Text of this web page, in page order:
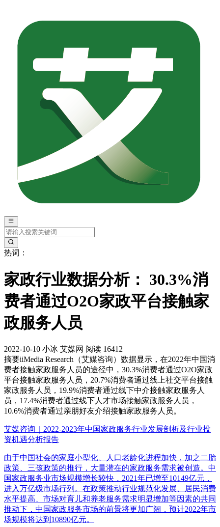
热词：
家政行业数据分析： 30.3%消
费者通过O2O家政平台接触家
政服务人员
2022-10-10 小冰 艾媒网 阅读 16412
摘要iiMedia Research（艾媒咨询）数据显示，在2022年中国消
费者接触家政服务人员的途径中，30.3%消费者通过O2O家政
平台接触家政服务人员，20.7%消费者通过线上社交平台接触
家政服务人员，19.9%消费者通过线下中介接触家政服务人
员，17.4%消费者通过线下人才市场接触家政服务人员，
10.6%消费者通过亲朋好友介绍接触家政服务人员。
艾媒咨询｜2022-2023年中国家政服务行业发展剖析及行业投
资机遇分析报告
由于中国社会的家庭小型化、人口老龄化进程加快，加之二胎
政策、三孩政策的推行，大量潜在的家政服务需求被创造。中
国家政服务业市场规模增长较快，2021年已增至10149亿元，
进入万亿级市场行列。在政策推动行业规范化发展、居民消费
水平提高、市场对育儿和养老服务需求明显增加等因素的共同
推动下，中国家政服务市场的前景将更加广阔，预计2022年市
场规模将达到10890亿元。